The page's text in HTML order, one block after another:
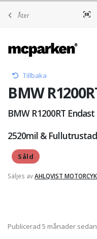
Åter
Tillbaka
BMW
BMW R1200RT Endast
2520mil & Fullutrustad
Såld
Säljes avAHLQVIST
Publicerad 5 månader sedan